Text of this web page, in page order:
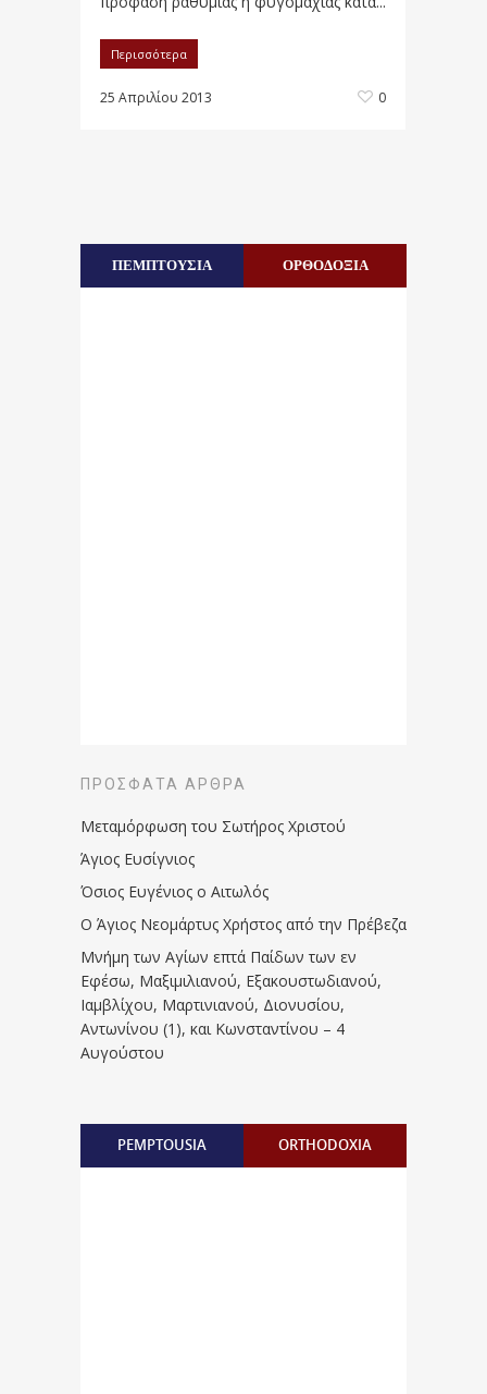
Περισσότερα
25 Απριλίου 2013 0
ΠΕΜΠΤΟΥΣΙΑ ΟΡΘΟΔΟΞΙΑ
ΠΡΌΣΦΑΤΑ ΆΡΘΡΑ
Μεταμόρφωση του Σωτήρος Χριστού
Άγιος Ευσίγνιος
Όσιος Ευγένιος ο Αιτωλός
Ο Άγιος Νεομάρτυς Χρήστος από την Πρέβεζα
Μνήμη των Aγίων επτά Παίδων των εν
Eφέσω, Mαξιμιλιανού, Eξακουστωδιανού,
Iαμβλίχου, Mαρτινιανού, Διονυσίου,
Aντωνίνου (1), και Kωνσταντίνου – 4
Αυγούστου
PEMPTOUSIA ORTHODOXIA